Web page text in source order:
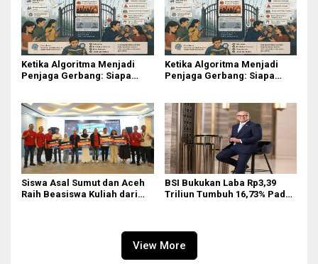
Ketika Algoritma Menjadi
Penjaga Gerbang: Siapa
Ketika Algoritma Menjadi
Penjaga Gerbang: Siapa
Siswa Asal Sumut dan Aceh
Raih Beasiswa Kuliah dari
BSI Bukukan Laba Rp3,39
Triliun Tumbuh 16,73% Pada
View More